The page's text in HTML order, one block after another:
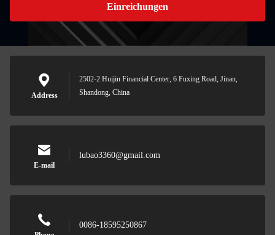
Einreichungen
Address
2502-2 Huijin Financial Center, 6 Fuxing Road, Jinan,
Shandong, China
E-mail
lubao3360@gmail.com
0086-18595250867